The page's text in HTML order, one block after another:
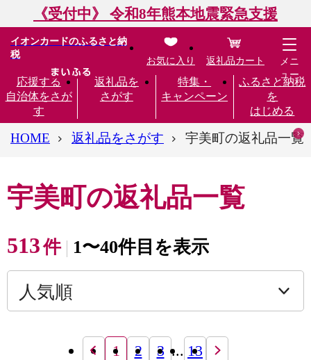
《受付中》 令和8年熊本地震緊急支援
イオンカードのふるさと納
税
応援する
自治体をさが
す
返礼品を
さがす
特集・
キャンペーン
ふるさと納税
を
はじめる
お気に入り 返礼品カート
メニ
ュー
HOME 返礼品をさがす 宇美町の返礼品一覧
宇美町の返礼品一覧
513件 1〜40件目を表示
1 2 3 ... 13